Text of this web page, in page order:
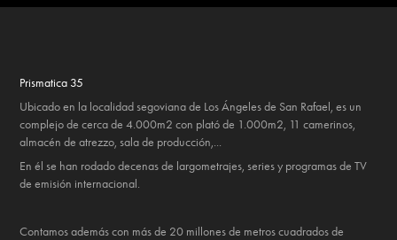
Prismatica 35
Ubicado en la localidad segoviana de Los Ángeles de San Rafael, es un
complejo de cerca de 4.000m2 con plató de 1.000m2, 11 camerinos,
almacén de atrezzo, sala de producción,...
En él se han rodado decenas de largometrajes, series y programas de TV
de emisión internacional.
Contamos además con más de 20 millones de metros cuadrados de